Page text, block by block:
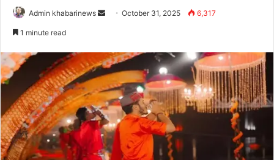
Admin khabarinews
SendOctober 31, 2025 6,317
1 minute read